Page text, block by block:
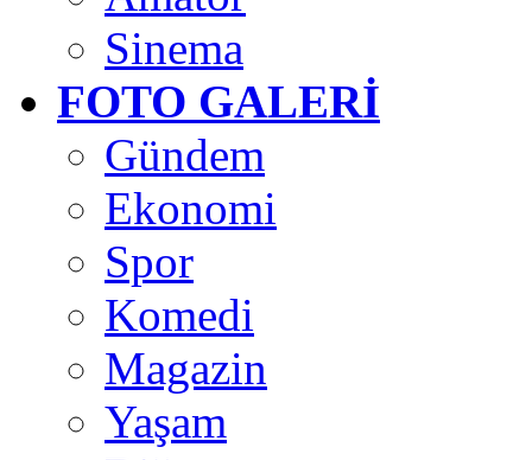
Sinema
FOTO GALERİ
Gündem
Ekonomi
Spor
Komedi
Magazin
Yaşam